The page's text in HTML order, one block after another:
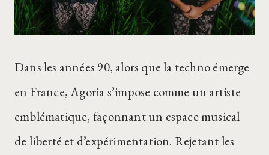
Dans les années 90, alors que la techno émerge
en France, Agoria s’impose comme un artiste
emblématique, façonnant un espace musical
de liberté et d’expérimentation. Rejetant les